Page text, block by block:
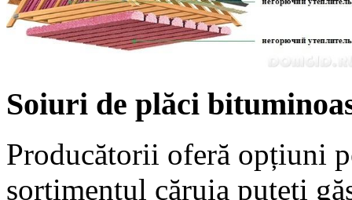
Soiuri de plăci
Producătorii oferă opțiuni
sortimentul căruia puteți